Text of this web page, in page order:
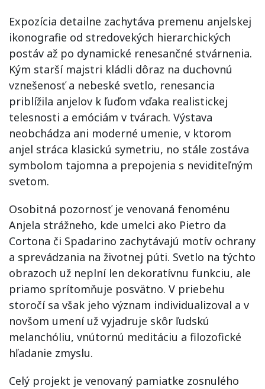
Expozícia detailne zachytáva premenu anjelskej
ikonografie od stredovekých hierarchických
postáv až po dynamické renesančné stvárnenia.
Kým starší majstri kládli dôraz na duchovnú
vznešenosť a nebeské svetlo, renesancia
priblížila anjelov k ľuďom vďaka realistickej
telesnosti a emóciám v tvárach. Výstava
neobchádza ani moderné umenie, v ktorom
anjel stráca klasickú symetriu, no stále zostáva
symbolom tajomna a prepojenia s neviditeľným
svetom.
Osobitná pozornosť je venovaná fenoménu
Anjela strážneho, kde umelci ako Pietro da
Cortona či Spadarino zachytávajú motív ochrany
a sprevádzania na životnej púti. Svetlo na týchto
obrazoch už neplní len dekoratívnu funkciu, ale
priamo sprítomňuje posvätno. V priebehu
storočí sa však jeho význam individualizoval a v
novšom umení už vyjadruje skôr ľudskú
melanchóliu, vnútornú meditáciu a filozofické
hľadanie zmyslu.
Celý projekt je venovaný pamiatke zosnulého